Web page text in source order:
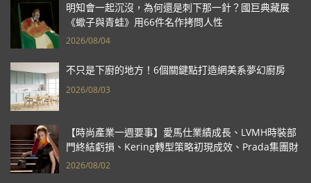
明知會一起沉沒，為何還是刺下那一針？國巨典藏展
《蠍子與青蛙》用66件名作拷問人性
2026/08/04
不只是下廚的地方！6個關鍵點打造網美系夢幻廚房
2026/08/03
【時尚產業一週要事】愛馬仕業績成長、LVMH時裝部
門終結虧損、Kering轉型策略初現成效、Prada集團財
報亮眼
2026/08/02